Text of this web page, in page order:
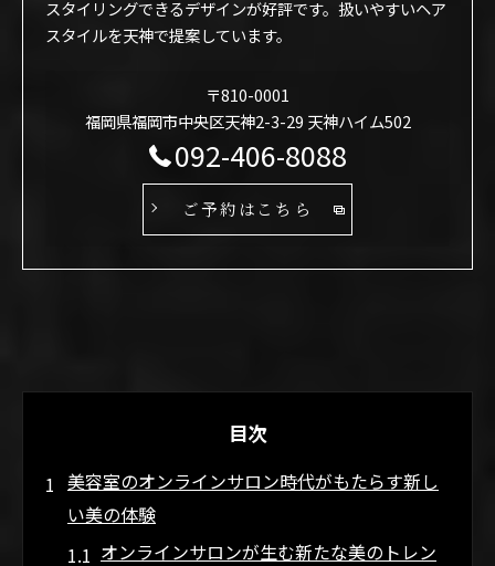
スタイリングできるデザインが好評です。扱いやすいヘア
スタイルを天神で提案しています。
〒810-0001
福岡県福岡市中央区天神2-3-29 天神ハイム502
092-406-8088
ご予約はこちら
目次
美容室のオンラインサロン時代がもたらす新し
い美の体験
オンラインサロンが生む新たな美のトレン